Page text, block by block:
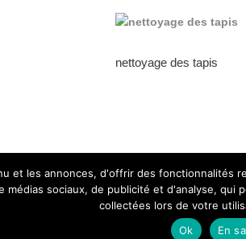
nettoyage des tapis
et les annonces, d'offrir des fonctionnalités
sociaux, de publicité et d'analyse,
collectées lors de votre
Ok
En